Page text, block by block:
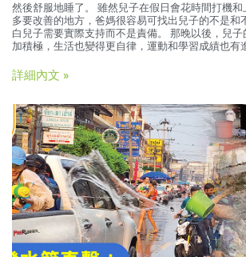
然後舒服地睡了。 雖然兒子在假日會花時間打機
多要改善的地方，爸媽很容易可找出兒子的不是和
白兒子需要實際支持而不是責備。 那晚以後，兒
加積極，生活也變得更自律，運動和學習成績也有
詳細內文 »